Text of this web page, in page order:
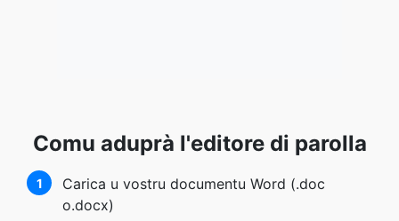
Comu aduprà l'editore di parolla
1
Carica u vostru documentu Word (.doc
o.docx)